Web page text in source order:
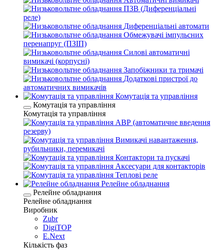
ПЗВ (Диференціальні
реле)
Диференціальні автомати
Обмежувачі імпульсних
перенапруг (ПЗІП)
Силові автоматичні
вимикачі (корпусні)
Запобіжники та тримачі
Додаткові пристрої до
автоматичних вимикачів
Комутація та управління
Комутація та управління
Комутація та управління
АВР (автоматичне введення
резерву)
Вимикачі навантаження,
рубильники, перемикачі
Контактори та пускачі
Аксесуари для контакторів
Теплові реле
Релейне обладнання
Релейне обладнання
Релейне обладнання
Виробник
Zubr
DigiTOP
E.Next
Кількість фаз